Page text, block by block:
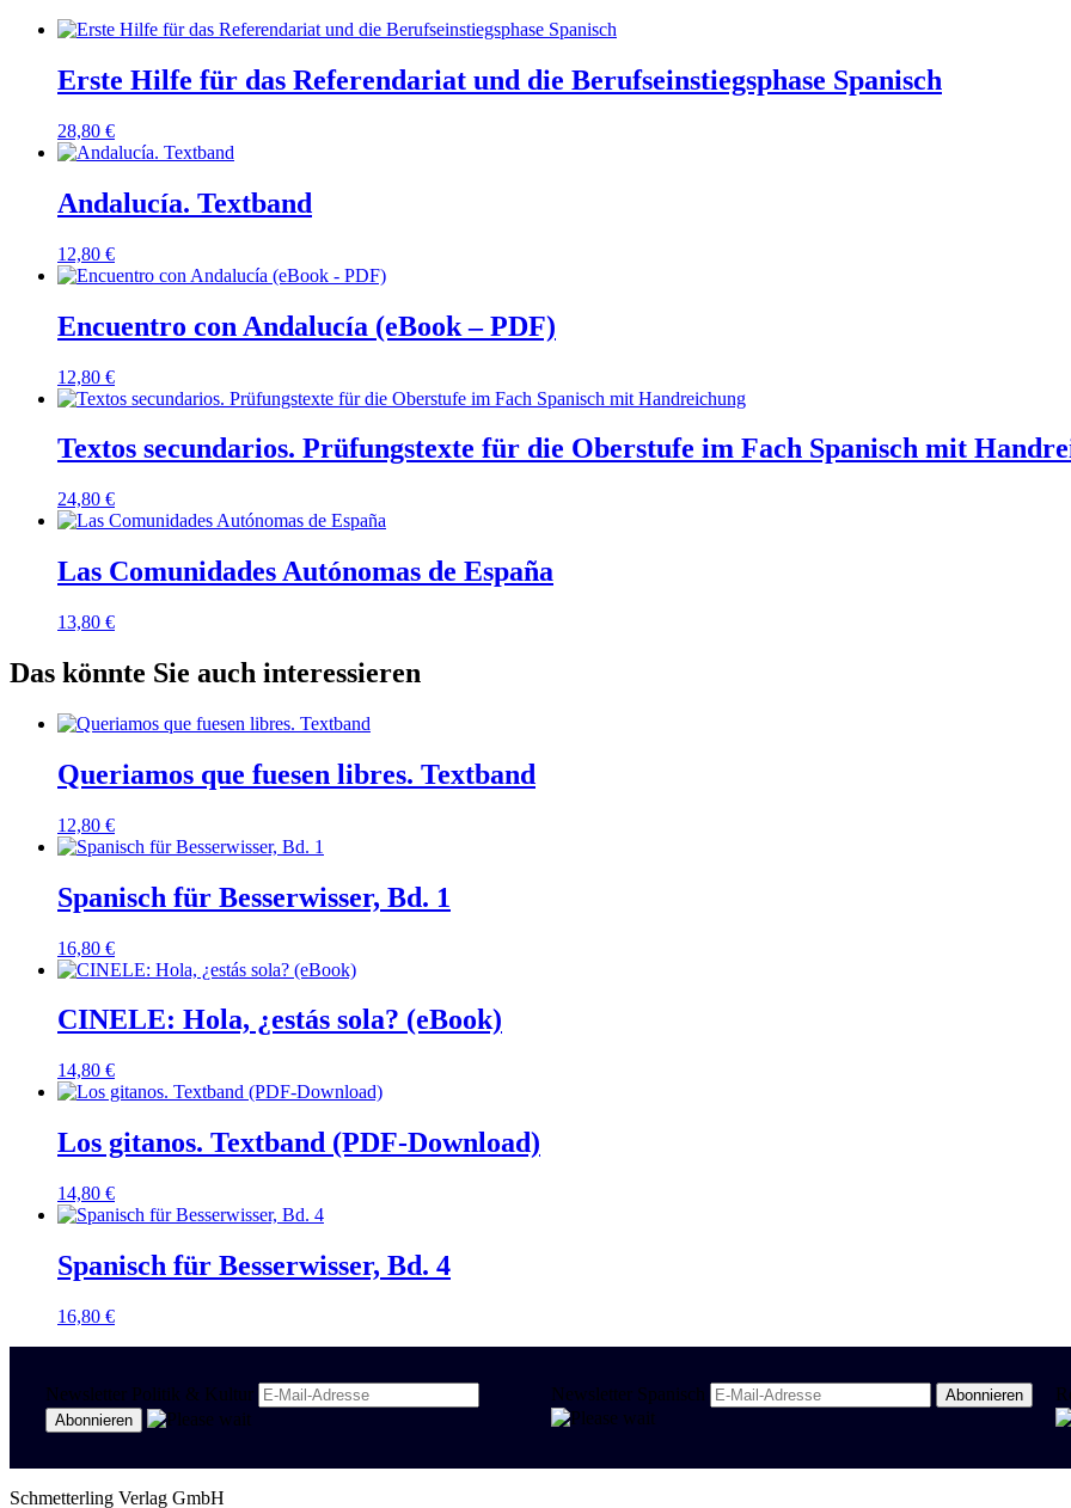
Erste Hilfe für das Referendariat und die Berufseinstiegsphase Spanisch
28,80 €
Andalucía. Textband
12,80 €
Encuentro con Andalucía (eBook – PDF)
12,80 €
Textos secundarios. Prüfungstexte für die Oberstufe im Fach Spanisch mit
24,80 €
Las Comunidades Autónomas de España
13,80 €
Das könnte Sie auch interessieren
Queriamos que fuesen libres. Textband
12,80 €
Spanisch für Besserwisser, Bd. 1
16,80 €
CINELE: Hola, ¿estás sola? (eBook)
14,80 €
Los gitanos. Textband (PDF-Download)
14,80 €
Spanisch für Besserwisser, Bd. 4
16,80 €
Newsletter Politik & Kultur Newsletter Spanisch
Schmetterling Verlag GmbH